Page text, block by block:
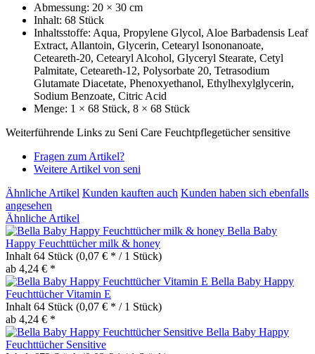
Abmessung: 20 × 30 cm
Inhalt: 68 Stück
Inhaltsstoffe: Aqua, Propylene Glycol, Aloe Barbadensis Leaf
Extract, Allantoin, Glycerin, Cetearyl Isononanoate,
Ceteareth-20, Cetearyl Alcohol, Glyceryl Stearate, Cetyl
Palmitate, Ceteareth-12, Polysorbate 20, Tetrasodium
Glutamate Diacetate, Phenoxyethanol, Ethylhexylglycerin,
Sodium Benzoate, Citric Acid
Menge: 1 × 68 Stück, 8 × 68 Stück
Weiterführende Links zu Seni Care Feuchtpflegetücher sensitive
Fragen zum Artikel?
Weitere Artikel von seni
Ähnliche Artikel Kunden kauften auch Kunden haben sich ebenfalls
angesehen
Ähnliche Artikel
Bella Baby
Happy Feuchttücher milk & honey
Inhalt 64 Stück (0,07 € * / 1 Stück)
ab 4,24 € *
Bella Baby Happy
Feuchttücher Vitamin E
Inhalt 64 Stück (0,07 € * / 1 Stück)
ab 4,24 € *
Bella Baby Happy
Feuchttücher Sensitive